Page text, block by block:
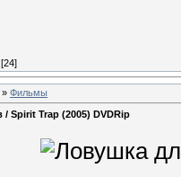
[24]
» Фильмы
Spirit Trap (2005) DVDRip